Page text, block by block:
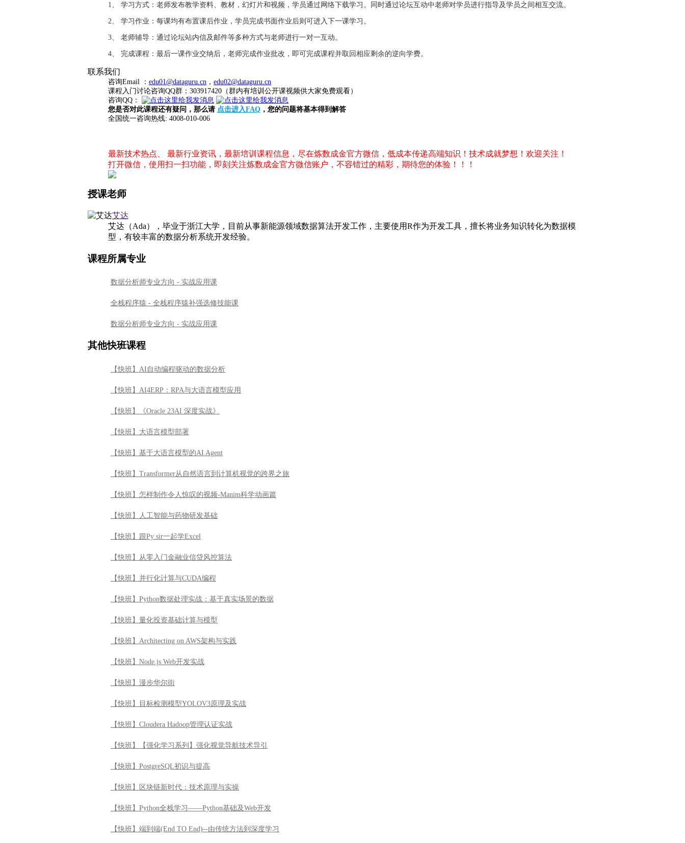
1、 学习方式：老师发布教学资料、教材，幻灯片和视频，学员通过网络下载学习。同时通过论坛互动中老师对学员进行指导及学员之间相互交流。
2、 学习作业：每课均有布置课后作业，学员完成书面作业后则可进入下一课学习。
3、 老师辅导：通过论坛站内信及邮件等多种方式与老师进行一对一互动。
4、 完成课程：最后一课作业交纳后，老师完成作业批改，即可完成课程并取回相应剩余的逆向学费。
联系我们
咨询Email ： edu01@dataguru.cn ， edu02@dataguru.cn
课程入门讨论咨询QQ群：303917420（群内有培训公开课视频供大家免费观看）
咨询QQ：
您是否对此课程还有疑问，那么请 点击进入FAQ ，您的问题将基本得到解答
全国统一咨询热线: 4008-010-006
最新技术热点、 最新行业资讯，最新培训课程信息，尽在炼数成金官方微信，低成本传递高端知识！技术成就梦想！欢迎关注！
打开微信，使用扫一扫功能，即刻关注炼数成金官方微信账户，不容错过的精彩，期待您的体验！！！
授课老师
艾达
艾达（Ada），毕业于浙江大学，目前从事新能源领域数据算法开发工作，主要使用R作为开发工具，擅长将业务知识转化为数据模
型，有较丰富的数据分析系统开发经验。
课程所属专业
数据分析师专业方向 - 实战应用课
全栈程序猿 - 全栈程序猿补强选修技能课
数据分析师专业方向 - 实战应用课
其他快班课程
【快班】AI自动编程驱动的数据分析
【快班】AI4ERP：RPA与大语言模型应用
【快班】《Oracle 23AI 深度实战》
【快班】大语言模型部署
【快班】基于大语言模型的AI Agent
【快班】Transformer从自然语言到计算机视觉的跨界之旅
【快班】怎样制作令人惊叹的视频-Manim科学动画篇
【快班】人工智能与药物研发基础
【快班】跟Py sir一起学Excel
【快班】从零入门金融业信贷风控算法
【快班】并行化计算与CUDA编程
【快班】Python数据处理实战：基于真实场景的数据
【快班】量化投资基础计算与模型
【快班】Architecting on AWS架构与实践
【快班】Node.js Web开发实战
【快班】漫步华尔街
【快班】目标检测模型YOLOV3原理及实战
【快班】Cloudera Hadoop管理认证实战
【快班】【强化学习系列】强化视觉导航技术导引
【快班】PostgreSQL初识与提高
【快班】区块链新时代：技术原理与实操
【快班】Python全栈学习——Python基础及Web开发
【快班】端到端(End TO End)--由传统方法到深度学习